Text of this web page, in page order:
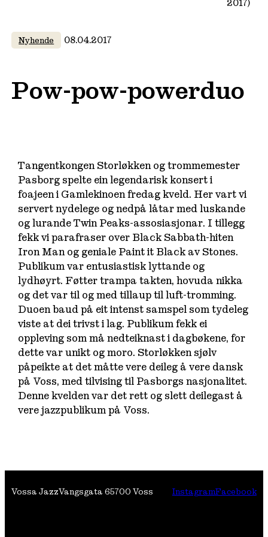
2017)
Nyhende 08.04.2017
Pow-pow-powerduo
Tangentkongen Storløkken og trommemester
Pasborg spelte ein legendarisk konsert i
foajeen i Gamlekinoen fredag kveld. Her vart vi
servert nydelege og nedpå låtar med luskande
og lurande Twin Peaks-assosiasjonar. I tillegg
fekk vi parafraser over Black Sabbath-hiten
Iron Man og geniale Paint it Black av Stones.
Publikum var entusiastisk lyttande og
lydhøyrt. Føtter trampa takten, hovuda nikka
og det var til og med tillaup til luft-tromming.
Duoen baud på eit intenst samspel som tydeleg
viste at dei trivst i lag. Publikum fekk ei
oppleving som må nedteiknast i dagbøkene, for
dette var unikt og moro. Storløkken sjølv
påpeikte at det måtte vere deileg å vere dansk
på Voss, med tilvising til Pasborgs nasjonalitet.
Denne kvelden var det rett og slett deilegast å
vere jazzpublikum på Voss.
Vossa JazzVangsgata 65700 Voss InstagramFacebook